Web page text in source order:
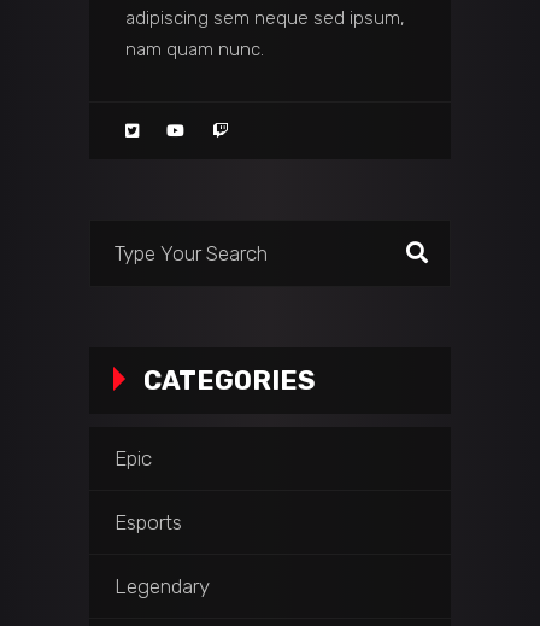
adipiscing sem neque sed ipsum,
nam quam nunc.
CATEGORIES
Epic
Esports
Legendary